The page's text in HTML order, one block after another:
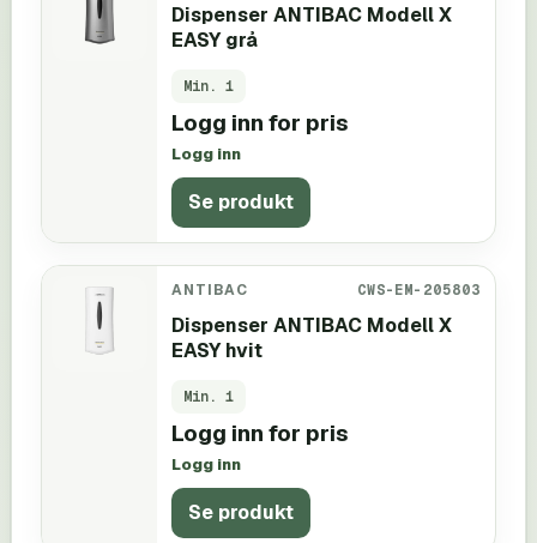
Dispenser ANTIBAC Modell X
EASY grå
Min. 1
Logg inn for pris
Logg inn
Se produkt
ANTIBAC CWS-EM-205803
Dispenser ANTIBAC Modell X
EASY hvit
Min. 1
Logg inn for pris
Logg inn
Se produkt